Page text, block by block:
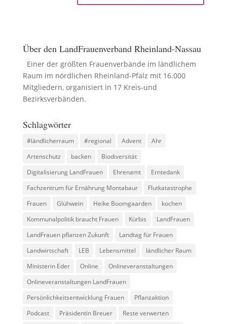
Über den LandFrauenverband Rheinland-Nassau
Einer der größten Frauenverbände im ländlichem
Raum im nördlichen Rheinland-Pfalz mit 16.000
Mitgliedern, organisiert in 17 Kreis-und
Bezirksverbänden.
Schlagwörter
#ländlicherraum #regional Advent
Ahr
Artenschutz
backen
Biodiversität
Digitalisierung LandFrauen
Ehrenamt
Erntedank
Fachzentrum für Ernährung Montabaur
Flutkatastrophe
Frauen
Glühwein Heike Boomgaarden
kochen
Kommunalpolitik braucht Frauen
Kürbis
LandFrauen
LandFrauen pflanzen Zukunft
Landtag für Frauen
Landwirtschaft
LEB Lebensmittel
ländlicher Raum
Ministerin Eder
Online
Onlineveranstaltungen
Onlineveranstaltungen LandFrauen
Persönlichkeitsentwicklung Frauen
Pflanzaktion
Podcast
Präsidentin Breuer
Reste verwerten